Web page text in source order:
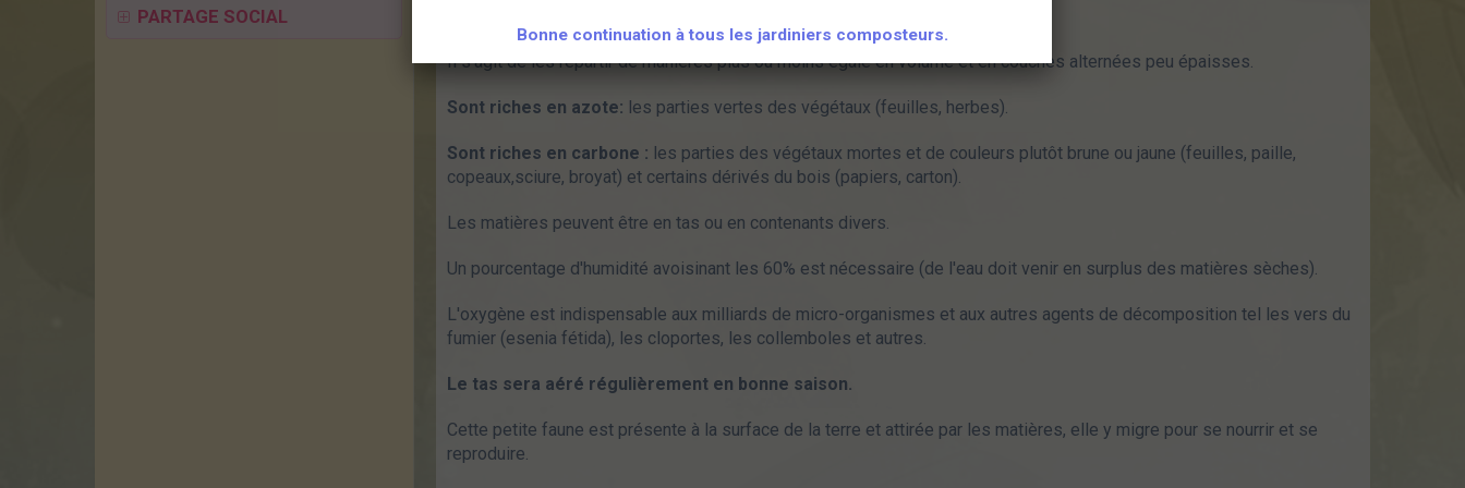
Il s'agit de les répartir de manières plus ou moins égale en volume et en couches alternées peu épaisses.
Sont riches en azote: les parties vertes des végétaux (feuilles, herbes).
Sont riches en carbone : les parties des végétaux mortes et de couleurs plutôt brune ou jaune (feuilles, paille,
copeaux,sciure, broyat) et certains dérivés du bois (papiers, carton).
Les matières peuvent être en tas ou en contenants divers.
Un pourcentage d'humidité avoisinant les 60% est nécessaire (de l'eau doit venir en surplus des matières sèches).
L'oxygène est indispensable aux milliards de micro-organismes et aux autres agents de décomposition tel les vers du
fumier (esenia fétida), les cloportes, les collemboles et autres.
Le tas sera aéré régulièrement en bonne saison.
Cette petite faune est présente à la surface de la terre et attirée par les matières, elle y migre pour se nourrir et se
reproduire.
PARTAGE SOCIAL
Bonne continuation à tous les jardiniers composteurs.